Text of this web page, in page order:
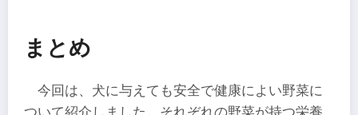
まとめ
今回は、犬に与えても安全で健康によい野菜に
ついて紹介しました。それぞれの野菜が持つ栄養